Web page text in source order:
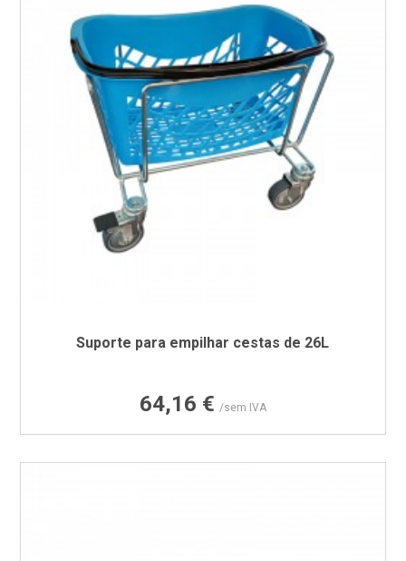
Suporte para empilhar cestas de 26L
Preço
64,16 € /sem IVA